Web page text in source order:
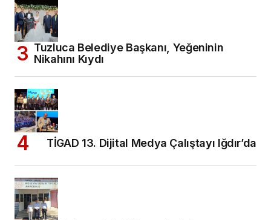
Tuzluca Belediye Başkanı, Yeğeninin
Nikahını Kıydı
TİGAD 13. Dijital Medya Çalıştayı Iğdır’da